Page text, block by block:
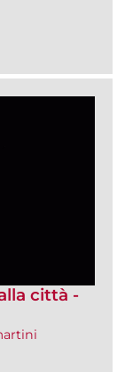
città -